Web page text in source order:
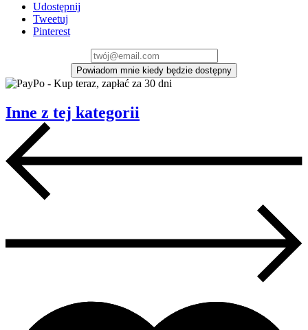
Udostępnij
Tweetuj
Pinterest
Powiadom mnie kiedy będzie dostępny
Inne z tej kategorii